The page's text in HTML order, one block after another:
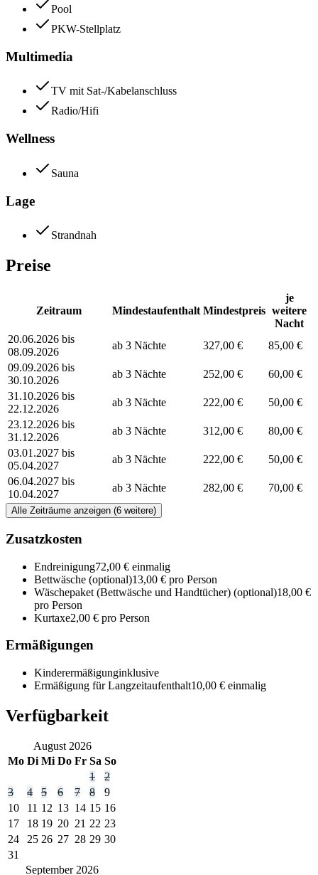
Pool
PKW-Stellplatz
Multimedia
TV mit Sat-/Kabelanschluss
Radio/Hifi
Wellness
Sauna
Lage
Strandnah
Preise
Zeitraum Mindestaufenthalt Mindestpreis
je
weitere
Nacht
20.06.2026 bis
08.09.2026
ab 3 Nächte 327,00 €
85,00 €
09.09.2026 bis
30.10.2026
ab 3 Nächte 252,00 €
60,00 €
31.10.2026 bis
22.12.2026
ab 3 Nächte 222,00 €
50,00 €
23.12.2026 bis
31.12.2026
ab 3 Nächte 312,00 €
80,00 €
03.01.2027 bis
05.04.2027
ab 3 Nächte 222,00 €
50,00 €
06.04.2027 bis
10.04.2027
ab 3 Nächte 282,00 € 70,00 €
Alle Zeiträume anzeigen (6 weitere)
Zusatzkosten
Endreinigung72,00 € einmalig
Bettwäsche (optional)13,00 € pro Person
Wäschepaket (Bettwäsche und Handtücher) (optional)18,00 €
pro Person
Kurtaxe2,00 € pro Person
Ermäßigungen
Kinderermäßigunginklusive
Ermäßigung für Langzeitaufenthalt10,00 € einmalig
Verfügbarkeit
August 2026
Mo Di Mi Do Fr Sa So
1
2
3
4 5 6 7 8
9
10
11 12 13 14 15 16
17
18 19 20 21 22 23
24
25 26 27 28 29 30
31
September 2026